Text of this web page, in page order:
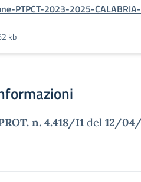
PTPCT-2023-2025-CALABRIA-
kb
n. 4.418/I1 del 12/